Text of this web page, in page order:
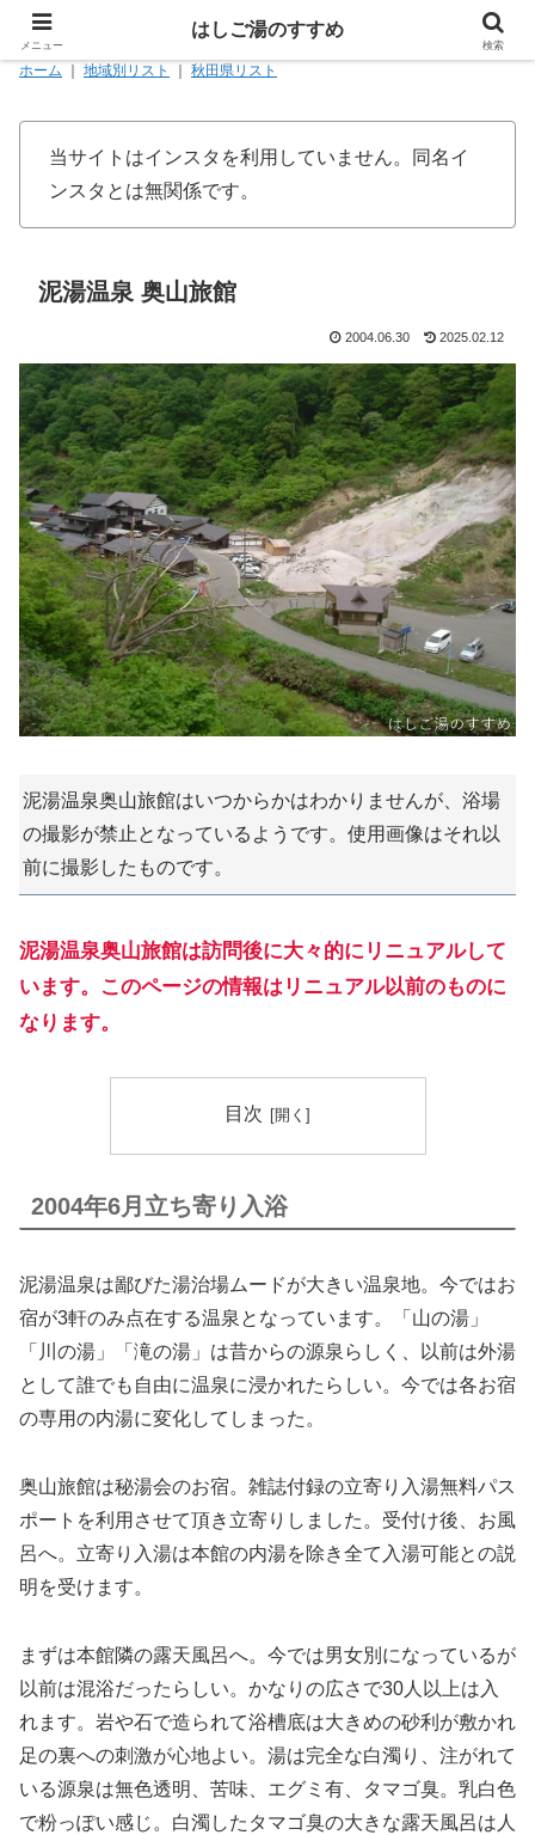
ホーム 地域別リスト 秋田県リスト
当サイトはインスタを利用していません。同名イ
ンスタとは無関係です。
泥湯温泉 奥山旅館
2004.06.30 2025.02.12
泥湯温泉奥山旅館はいつからかはわかりませんが、浴場
の撮影が禁止となっているようです。使用画像はそれ以
前に撮影したものです。
泥湯温泉奥山旅館は訪問後に大々的にリニュアルして
います。このページの情報はリニュアル以前のものに
なります。
目次
2004年6月立ち寄り入浴
泥湯温泉は鄙びた湯治場ムードが大きい温泉地。今ではお
宿が3軒のみ点在する温泉となっています。「山の湯」
「川の湯」「滝の湯」は昔からの源泉らしく、以前は外湯
として誰でも自由に温泉に浸かれたらしい。今では各お宿
の専用の内湯に変化してしまった。
奥山旅館は秘湯会のお宿。雑誌付録の立寄り入湯無料パス
ポートを利用させて頂き立寄りしました。受付け後、お風
呂へ。立寄り入湯は本館の内湯を除き全て入湯可能との説
明を受けます。
まずは本館隣の露天風呂へ。今では男女別になっているが
以前は混浴だったらしい。かなりの広さで30人以上は入
れます。岩や石で造られて浴槽底は大きめの砂利が敷かれ
足の裏への刺激が心地よい。湯は完全な白濁り、注がれて
いる源泉は無色透明、苦味、エグミ有、タマゴ臭。乳白色
で粉っぽい感じ。白濁したタマゴ臭の大きな露天風呂は人
メニュー
はしご湯のすすめ
検索